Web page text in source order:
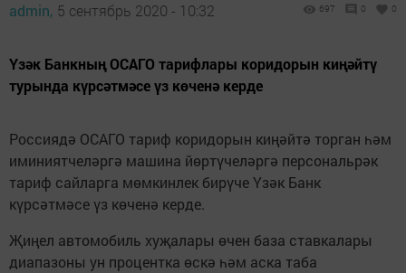
admin, 5 сентябрь 2020 - 10:32 697 0 0
Үзәк Банкның ОСАГО тарифлары коридорын киңәйтү
турында күрсәтмәсе үз көченә керде
Россиядә ОСАГО тариф коридорын киңәйтә торган һәм
иминиятчеләргә машина йөртүчеләргә персональрәк
тариф сайларга мөмкинлек бирүче Үзәк Банк
күрсәтмәсе үз көченә керде.
Җиңел автомобиль хуҗалары өчен база ставкалары
диапазоны ун процентка өскә һәм аска таба